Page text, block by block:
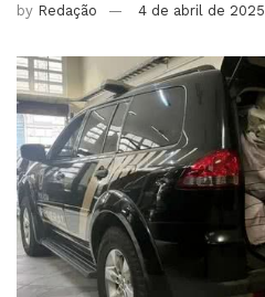
by Redação 4 de abril de 2025